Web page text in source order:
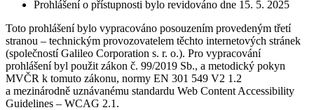
Prohlášení o přístupnosti bylo revidováno dne 15. 5. 2025
Toto prohlášení bylo vypracováno posouzením provedeným třetí
stranou – technickým provozovatelem těchto internetových stránek
(společností Galileo Corporation s. r. o.). Pro vypracování
prohlášení byl použit zákon č. 99/2019 Sb., a metodický pokyn
MVČR k tomuto zákonu, normy EN 301 549 V2 1.2
a mezinárodně uznávanému standardu Web Content Accessibility
Guidelines – WCAG 2.1.